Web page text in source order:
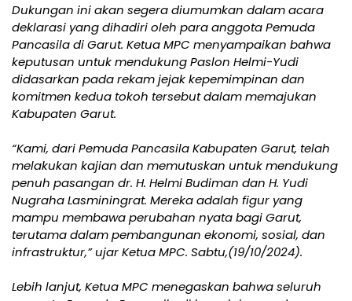
Dukungan ini akan segera diumumkan dalam acara
deklarasi yang dihadiri oleh para anggota Pemuda
Pancasila di Garut. Ketua MPC menyampaikan bahwa
keputusan untuk mendukung Paslon Helmi-Yudi
didasarkan pada rekam jejak kepemimpinan dan
komitmen kedua tokoh tersebut dalam memajukan
Kabupaten Garut.
“Kami, dari Pemuda Pancasila Kabupaten Garut, telah
melakukan kajian dan memutuskan untuk mendukung
penuh pasangan dr. H. Helmi Budiman dan H. Yudi
Nugraha Lasminingrat. Mereka adalah figur yang
mampu membawa perubahan nyata bagi Garut,
terutama dalam pembangunan ekonomi, sosial, dan
infrastruktur,” ujar Ketua MPC. Sabtu,(19/10/2024).
Lebih lanjut, Ketua MPC menegaskan bahwa seluruh